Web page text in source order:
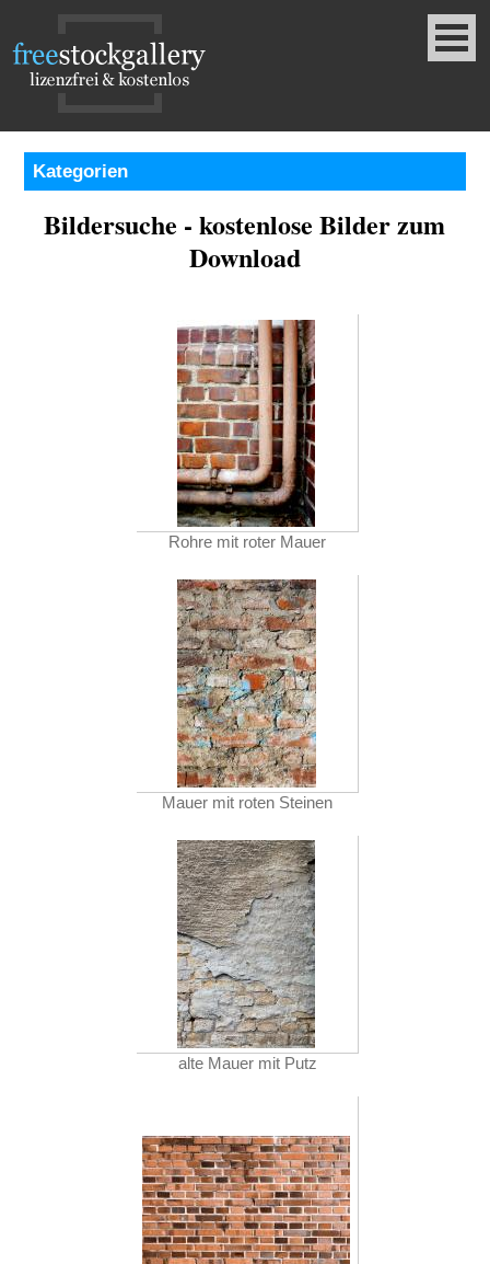
Kategorien
Bildersuche - kostenlose Bilder zum
Download
Rohre mit roter Mauer
Mauer mit roten Steinen
alte Mauer mit Putz